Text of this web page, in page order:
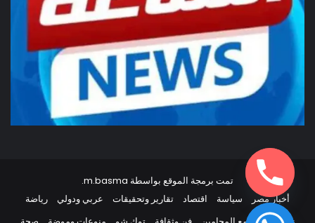
تمت برمجة الموقع بواسطة m.basma
.
أخبار مصر
سياسة اقتصاد تقارير وتحقيقات عربي ودولي
رياضة